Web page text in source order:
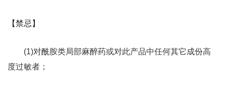
【禁忌】
(1)对酰胺类局部麻醉药或对此产品中任何其它成份高
度过敏者；